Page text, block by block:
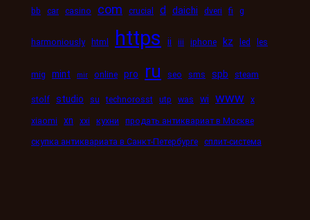
bb car casino com crucial d daichi dveri fi g
harmoniously html https ii iii iphone kz led les
mig mint mir online pro ru seo sms spb steam
stolf studio su technorosst utp was wi www x
xiaomi xn xxi кухни
продать антиквариат в Москве
скупка антиквариата в Санкт-Петербурге сплит-система